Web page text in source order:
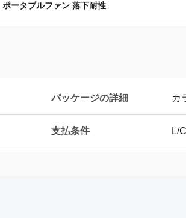
ポータブルファン 落下耐性
パッケージの詳細 カ
支払条件 L/